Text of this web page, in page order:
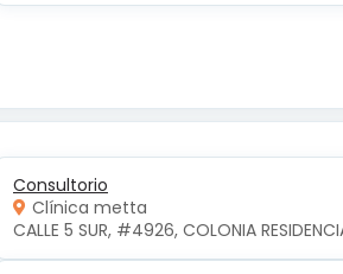
Consultorio
Clínica metta
CALLE 5 SUR, #4926, COLONIA